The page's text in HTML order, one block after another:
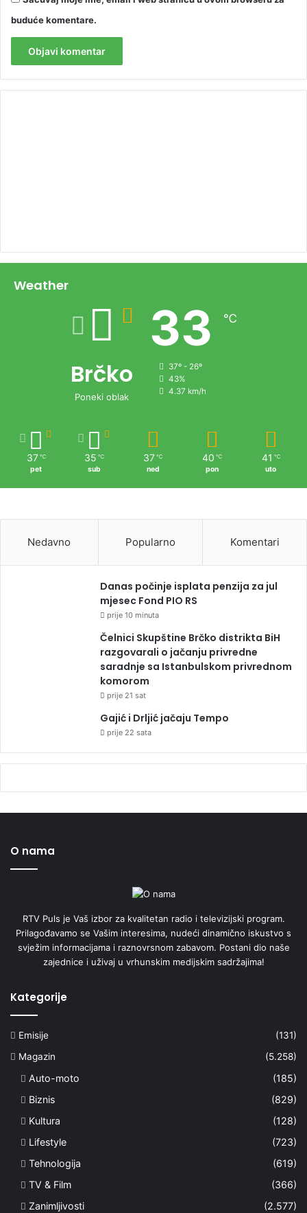
buduće komentare.
Weather
Brčko
Poneki oblak
33 ℃
37º - 26º
43%
4.37 km/h
37 ℃
pet
35 ℃
sub
37 ℃
ned
40 ℃
pon
41 ℃
uto
Nedavno Popularno Komentari
Danas počinje isplata penzija za jul
mjesec Fond PIO RS
prije 10 minuta
Čelnici Skupštine Brčko distrikta BiH
razgovarali o jačanju privredne
saradnje sa Istanbulskom privrednom
komorom
prije 21 sat
Gajić i Drljić jačaju Tempo
prije 22 sata
O nama
RTV Puls je Vaš izbor za kvalitetan radio i televizijski program.
Prilagođavamo se Vašim interesima, nudeći dinamično iskustvo s
svježim informacijama i raznovrsnom zabavom. Postani dio naše
zajednice i uživaj u vrhunskim medijskim sadržajima!
Kategorije
Emisije
(131)
Magazin
(5.258)
Auto-moto
(185)
Biznis
(829)
Kultura
(128)
Lifestyle
(723)
Tehnologija
(619)
TV & Film
(366)
Zanimljivosti
(2.577)